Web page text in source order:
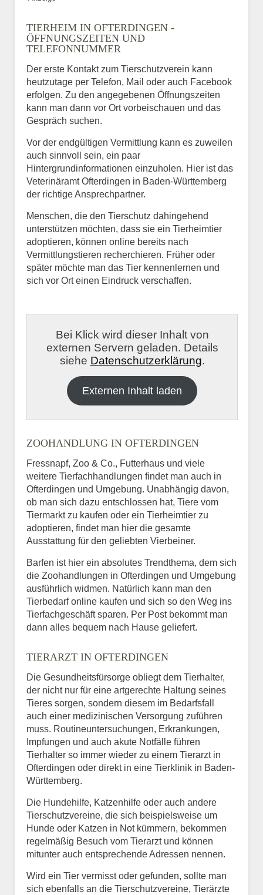
TIERHEIM IN OFTERDINGEN -
ÖFFNUNGSZEITEN UND
TELEFONNUMMER
Der erste Kontakt zum Tierschutzverein kann
heutzutage per Telefon, Mail oder auch Facebook
erfolgen. Zu den angegebenen Öffnungszeiten
kann man dann vor Ort vorbeischauen und das
Gespräch suchen.
Vor der endgültigen Vermittlung kann es zuweilen
auch sinnvoll sein, ein paar
Hintergrundinformationen einzuholen. Hier ist das
Veterinäramt Ofterdingen in Baden-Württemberg
der richtige Ansprechpartner.
Menschen, die den Tierschutz dahingehend
unterstützen möchten, dass sie ein Tierheimtier
adoptieren, können online bereits nach
Vermittlungstieren recherchieren. Früher oder
später möchte man das Tier kennenlernen und
sich vor Ort einen Eindruck verschaffen.
Bei Klick wird dieser Inhalt von
externen Servern geladen. Details
siehe Datenschutzerklärung.
Externen Inhalt laden
ZOOHANDLUNG IN OFTERDINGEN
Fressnapf, Zoo & Co., Futterhaus und viele
weitere Tierfachhandlungen findet man auch in
Ofterdingen und Umgebung. Unabhängig davon,
ob man sich dazu entschlossen hat, Tiere vom
Tiermarkt zu kaufen oder ein Tierheimtier zu
adoptieren, findet man hier die gesamte
Ausstattung für den geliebten Vierbeiner.
Barfen ist hier ein absolutes Trendthema, dem sich
die Zoohandlungen in Ofterdingen und Umgebung
ausführlich widmen. Natürlich kann man den
Tierbedarf online kaufen und sich so den Weg ins
Tierfachgeschäft sparen. Per Post bekommt man
dann alles bequem nach Hause geliefert.
TIERARZT IN OFTERDINGEN
Die Gesundheitsfürsorge obliegt dem Tierhalter,
der nicht nur für eine artgerechte Haltung seines
Tieres sorgen, sondern diesem im Bedarfsfall
auch einer medizinischen Versorgung zuführen
muss. Routineuntersuchungen, Erkrankungen,
Impfungen und auch akute Notfälle führen
Tierhalter so immer wieder zu einem Tierarzt in
Ofterdingen oder direkt in eine Tierklinik in Baden-
Württemberg.
Die Hundehilfe, Katzenhilfe oder auch andere
Tierschutzvereine, die sich beispielsweise um
Hunde oder Katzen in Not kümmern, bekommen
regelmäßig Besuch vom Tierarzt und können
mitunter auch entsprechende Adressen nennen.
Wird ein Tier vermisst oder gefunden, sollte man
sich ebenfalls an die Tierschutzvereine, Tierärzte